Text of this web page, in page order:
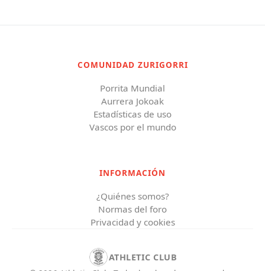
COMUNIDAD ZURIGORRI
Porrita Mundial
Aurrera Jokoak
Estadísticas de uso
Vascos por el mundo
INFORMACIÓN
¿Quiénes somos?
Normas del foro
Privacidad y cookies
ATHLETIC CLUB